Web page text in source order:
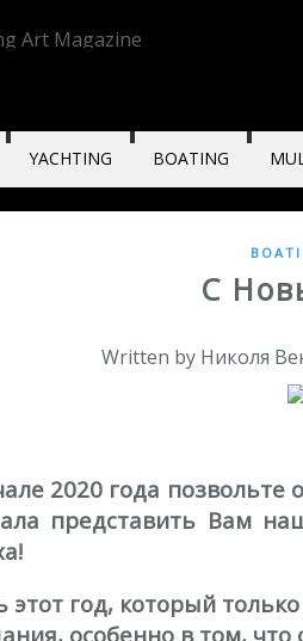
YACHTING BOATING
С
Written by Николя
2020 года позвольте
представить Вам
этот год, который
особенно в том, что